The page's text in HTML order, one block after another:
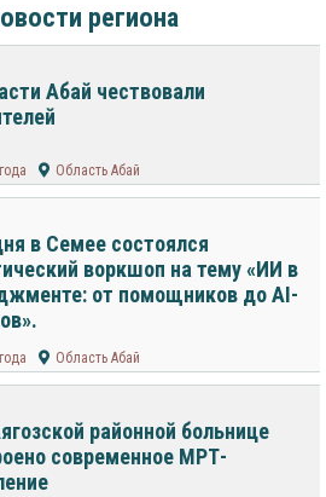
региона
Абай чествовали
Область Абай
в Семее состоялся
воркшоп на тему «ИИ в
от помощников до AI-
Область Абай
районной больнице
современное МРТ-